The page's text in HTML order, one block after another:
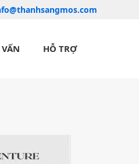
HỖ TRỢ